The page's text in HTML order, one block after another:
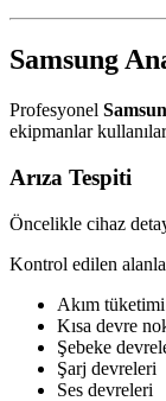
Samsung
Profesyonel
ekipmanlar
Arıza Tespiti
Öncelikle cihaz
Kontrol edilen
Akım tüketimi
Kısa devre
Şebeke
Şarj devreleri
Ses devreleri